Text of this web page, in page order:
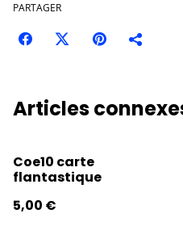
PARTAGER
Articles
Coe10 carte
flantastique
5,00 €